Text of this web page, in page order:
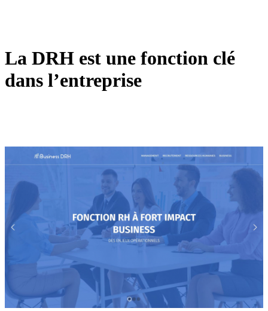
La DRH est une fonction clé
dans l’entreprise